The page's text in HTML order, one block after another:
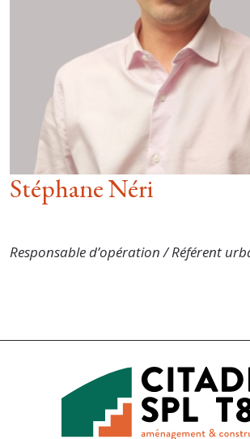
Stéphane Néri
Responsable d’opération / Référent